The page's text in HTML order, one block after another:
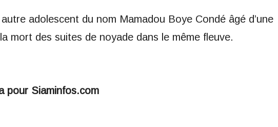
adolescent du nom Mamadou Boye Condé âgé d’une
mort des suites de noyade dans le même fleuve.
pour Siaminfos.com